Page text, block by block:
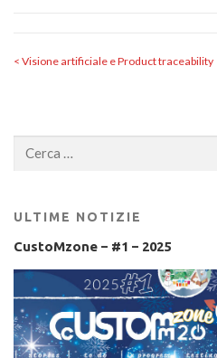
< Visione artificiale e Product traceability
per:
ULTIME NOTIZIE
CustoMzone – #1 – 2025